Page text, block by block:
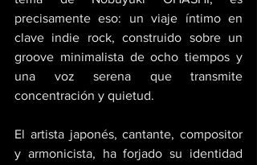
precisamente eso: un viaje íntimo en
clave indie rock, construido sobre un
groove minimalista de ocho tiempos y
una voz serena que transmite
concentración y quietud.
El artista japonés, cantante, compositor
y armonicista, ha forjado su identidad